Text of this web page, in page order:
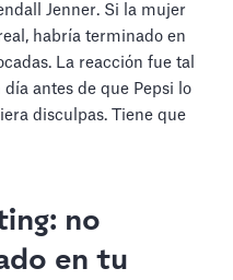
Jenner. Si la mujer
habría terminado en
La reacción fue tal
antes de que Pepsi lo
disculpas. Tiene que
no
en tu